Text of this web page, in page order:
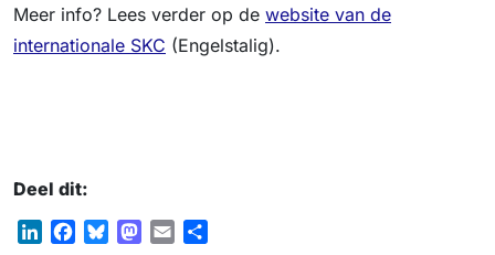
Meer info? Lees verder op de website van de
internationale SKC (Engelstalig).
Deel dit:
M